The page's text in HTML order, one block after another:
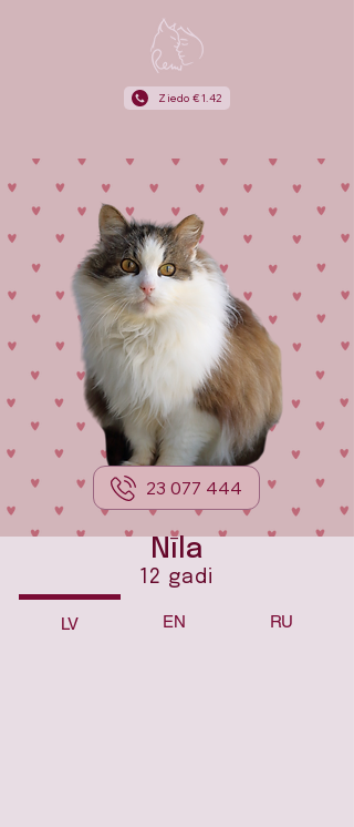
Ziedo €1.42
LV EN RU
23 077 444
Nīla
12 gadi